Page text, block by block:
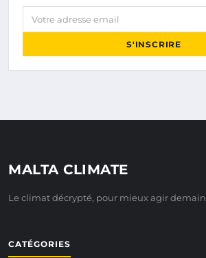
Votre adresse email
S'INSCRIRE
MALTA CLIMATE
Le climat décrypté, pour mieux agir demain
CATÉGORIES